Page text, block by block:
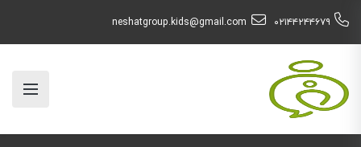
۰۲۱۴۴۲۴۴۶۷۹ neshatgroup.kids@gmail.com